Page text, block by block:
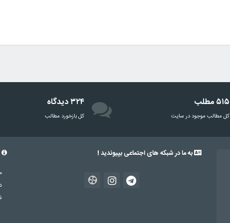
۵۱۵ مطلب
کل مطالب موجود در سایت
۳۲۴ دیدگاه
‌کل بازخورد مطالب
به ما در شبکه های اجتماعی بپیوندید !